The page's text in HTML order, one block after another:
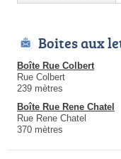
Boites aux
Boîte Rue Colbert
Rue Colbert
239 mètres
Boîte Rue Rene Chatel
Rue Rene Chatel
370 mètres